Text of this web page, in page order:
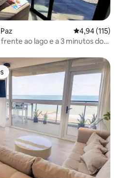
4,94 de uma
4,94 (115)
ao lago e a 3 minutos do
dos hóspedes